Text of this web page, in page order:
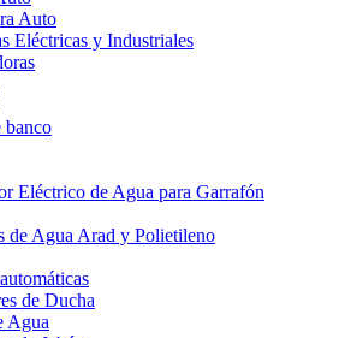
Auto
Eléctricas y Industriales
banco
Eléctrico de Agua para Garrafón
de Agua Arad y Polietileno
de Ducha
Agua